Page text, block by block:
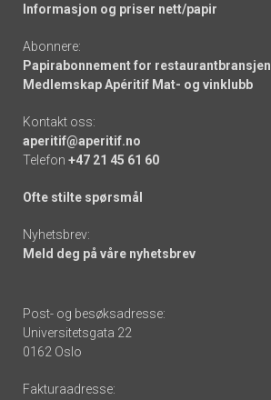
Informasjon og priser nett/papir
Abonnere:
Papirabonnement for restaurantbransjen
Medlemskap Apéritif Mat- og vinklubb
Kontakt oss:
aperitif@aperitif.no
Telefon +47 21 45 61 60
Ofte stilte spørsmål
Nyhetsbrev:
Meld deg på våre nyhetsbrev
Post- og besøksadresse:
Universitetsgata 22
0162 Oslo
Fakturaadresse: